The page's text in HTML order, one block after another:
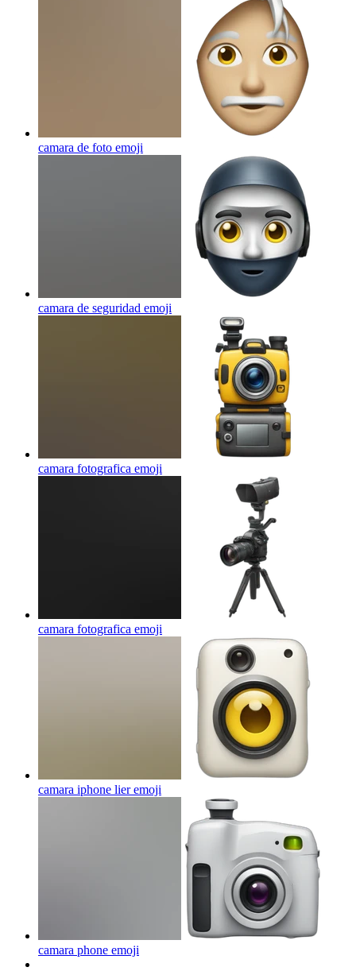
camara de foto emoji
camara de seguridad emoji
camara fotografica emoji
camara fotografica emoji
camara iphone lieremoji
camara phone emoji